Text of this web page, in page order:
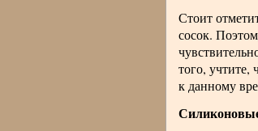
Стоит
сосок.
того, учтите,
к данному